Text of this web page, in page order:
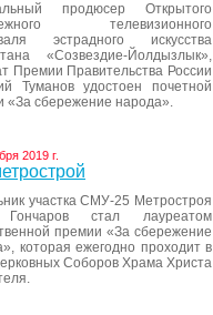
продюсер Открытого
телевизионного
эстрадного искусства
«Созвездие-Йолдызлык»,
Премии Правительства России
Туманов удостоен почетной
«За сбережение народа».
2019 г.
участка СМУ-25 Метростроя
стал лауреатом
премии «За сбережение
которая ежегодно проходит в
Соборов Храма Христа